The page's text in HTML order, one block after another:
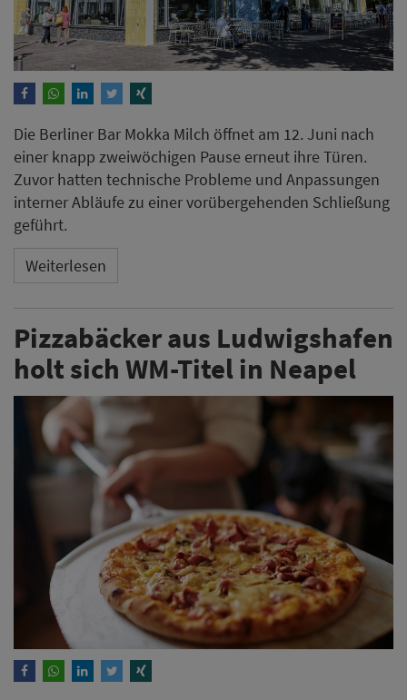
Die Berliner Bar Mokka Milch öffnet am 12. Juni nach
einer knapp zweiwöchigen Pause erneut ihre Türen.
Zuvor hatten technische Probleme und Anpassungen
interner Abläufe zu einer vorübergehenden Schließung
geführt.
Weiterlesen
Pizzabäcker aus Ludwigshafen
holt sich WM-Titel in Neapel